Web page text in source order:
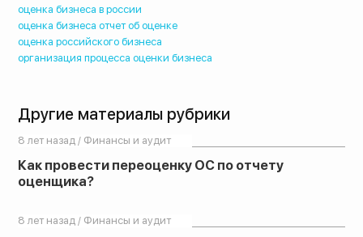
оценка бизнеса в россии
оценка бизнеса отчет об оценке
оценка российского бизнеса
организация процесса оценки бизнеса
Другие материалы рубрики
8 лет назад / Финансы и аудит
Как провести переоценку ОС по отчету
оценщика?
8 лет назад / Финансы и аудит